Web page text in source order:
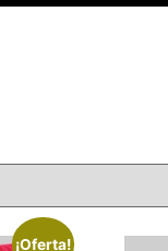
¡Oferta!